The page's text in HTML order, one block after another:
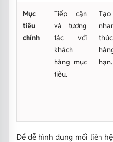
Mục
tiêu
chính
Tiếp cận
và tương
tác với
khách
hàng mục
tiêu.
hạn.
Để dễ hình dung mối liên